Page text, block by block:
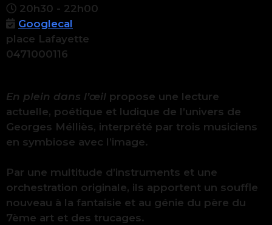
20h30 - 22h00
Googlecal
place Lafayette
0471000116
En plein dans l’œil propose une lecture
actuelle, poétique et ludique de l’univers de
Georges Mélliès, interprété par trois musiciens
en symbiose avec l’image.
Par une multitude d’instruments et une
orchestration originale, ils apportent un souffle
nouveau à la fantaisie et au génie du père du
7ème art et des trucages.